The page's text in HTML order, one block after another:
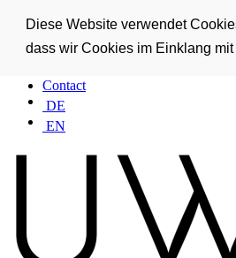
Diese Website verwendet
dass wir Cookies im Einklang
Home
Vita
Contact
DE
EN